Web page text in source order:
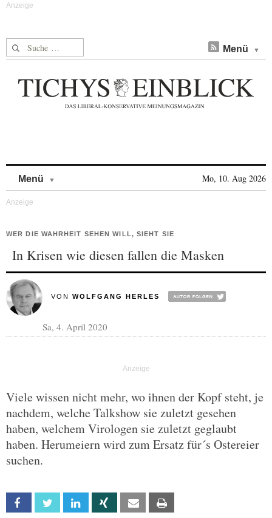
Suche nach: Menü
Menü Mo, 10. Aug 2026
WER DIE WAHRHEIT SEHEN WILL, SIEHT SIE
In Krisen wie diesen fallen die Masken
VON WOLFGANG HERLES
Sa, 4. April 2020
Viele wissen nicht mehr, wo ihnen der Kopf steht, je
nachdem, welche Talkshow sie zuletzt gesehen
haben, welchem Virologen sie zuletzt geglaubt
haben. Herumeiern wird zum Ersatz für´s Ostereier
suchen.
Facebook Twitter Linkedin Xing Email